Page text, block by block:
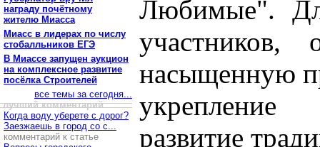
награду почётному
жителю Миасса
Миасс в лидерах по числу
стобалльников ЕГЭ
В Миассе запущен аукцион
на комплексное развитие
посёлка Строителей
все темы за сегодня...
лучший комментарий
Когда воду уберете с дорог?
Заезжаешь в город со с...
комментарий к статье
Любимые".
участников,
насыщенную
развитие